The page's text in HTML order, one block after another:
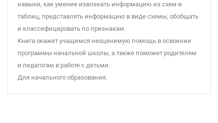
навыки, как умение извлекать информацию из схем и
таблиц, представлять информацию в виде схемы, обобщать
и классифицировать по признакам.
Книга окажет учащимся неоценимую помощь в освоении
программы начальной школы, а также поможет родителям
и педагогам в работе с детьми.
Для начального образования.